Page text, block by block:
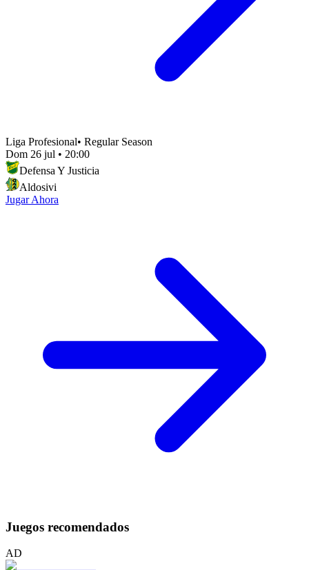
Liga Profesional• Regular Season
Dom 26 jul • 20:00
Defensa Y Justicia
Aldosivi
Jugar Ahora
Juegos recomendados
AD